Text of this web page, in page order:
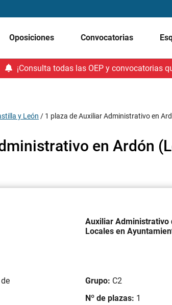
Oposiciones Convocatorias
¡Consulta todas las OEP y convocatorias
y León / 1 plaza de Auxiliar Administrativo en
en Ardón
Auxiliar Administrativo
Locales en
Grupo: C2
Nº de plazas: 1